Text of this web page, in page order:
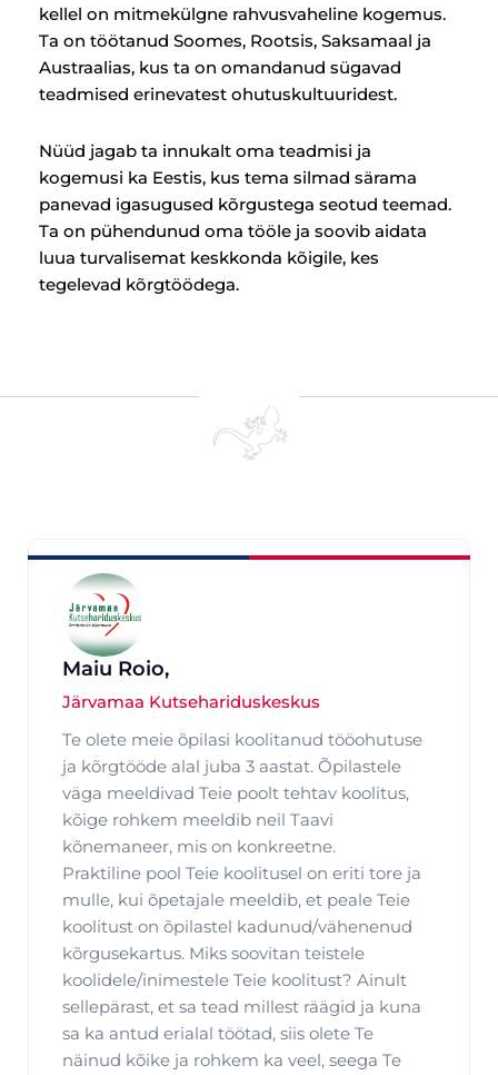
kellel on mitmekülgne rahvusvaheline kogemus.
Ta on töötanud Soomes, Rootsis, Saksamaal ja
Austraalias, kus ta on omandanud sügavad
teadmised erinevatest ohutuskultuuridest.
Nüüd jagab ta innukalt oma teadmisi ja
kogemusi ka Eestis, kus tema silmad särama
panevad igasugused kõrgustega seotud teemad.
Ta on pühendunud oma tööle ja soovib aidata
luua turvalisemat keskkonda kõigile, kes
tegelevad kõrgtöödega.
Maiu Roio,
Järvamaa Kutsehariduskeskus
Te olete meie õpilasi koolitanud tööohutuse
ja kõrgtööde alal juba 3 aastat. Õpilastele
väga meeldivad Teie poolt tehtav koolitus,
kõige rohkem meeldib neil Taavi
kõnemaneer, mis on konkreetne.
Praktiline pool Teie koolitusel on eriti tore ja
mulle, kui õpetajale meeldib, et peale Teie
koolitust on õpilastel kadunud/vähenenud
kõrgusekartus. Miks soovitan teistele
koolidele/inimestele Teie koolitust? Ainult
sellepärast, et sa tead millest räägid ja kuna
sa ka antud erialal töötad, siis olete Te
näinud kõike ja rohkem ka veel, seega Te